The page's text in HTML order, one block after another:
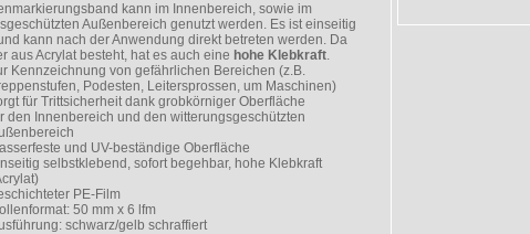
kann im Innenbereich, sowie im
Außenbereich genutzt werden. Es ist einseitig
kann nach der Anwendung direkt betreten werden. Da
aus Acrylat besteht, hat es auch eine hohe Klebkraft.
Kennzeichnung von gefährlichen Bereichen (z.B.
Podesten, Leitersprossen, um Maschinen)
für Trittsicherheit dank grobkörniger Oberfläche
den Innenbereich und den witterungsgeschützten
und UV-beständige Oberfläche
selbstklebend, sofort begehbar, hohe Klebkraft
PE-Film
50 mm x 6 lfm
schwarz/gelb schraffiert